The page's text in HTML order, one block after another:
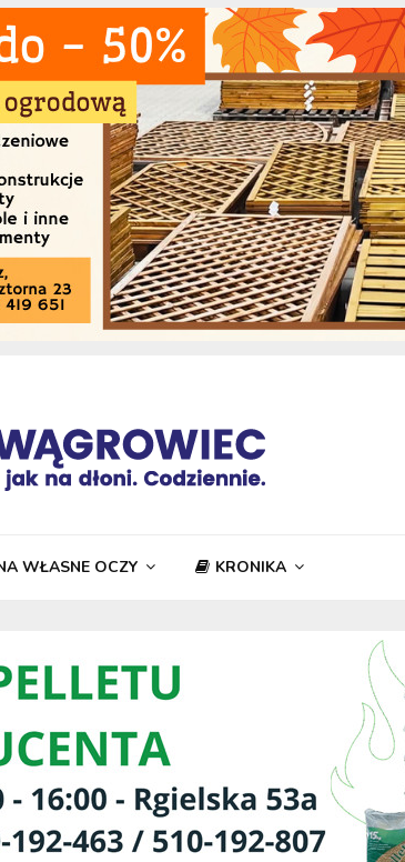
WŁASNE OCZY KRONIKA